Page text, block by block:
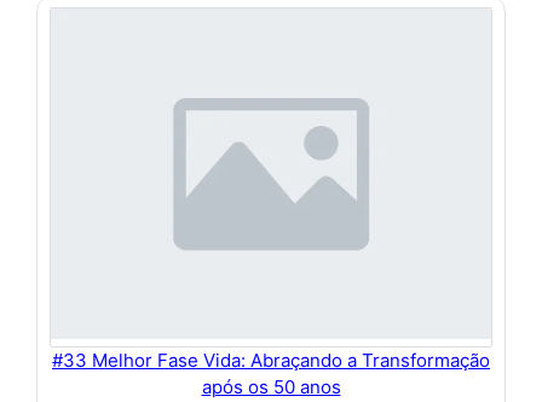
#33 Melhor Fase Vida: Abraçando a Transformação
após os 50 anos